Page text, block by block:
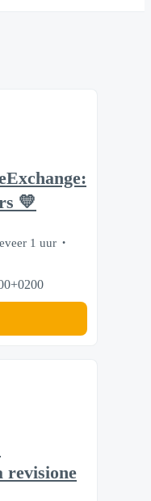
💛
1 uur
revisione